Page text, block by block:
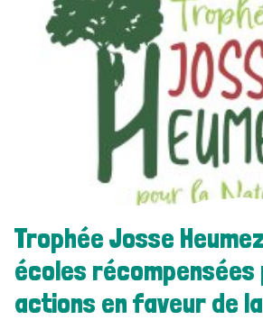
Trophée Josse
écoles récompensées
actions en faveur de